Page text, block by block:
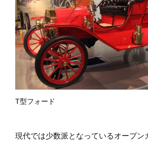
T型フォード
現代では少数派となっているオープン